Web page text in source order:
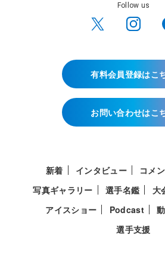
Follow us
有料会員登録はこ
お問い合わせはこ
新着 インタビュー コメ
写真ギャラリー
選手名鑑 大
アイスショー
Podcast
選手支援